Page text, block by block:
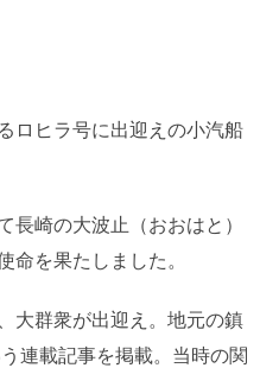
ロヒラ号に出迎えの小汽船
長崎の大波止（おおはと）
命を果たしました。
大群衆が出迎え。地元の鎮
連載記事を掲載。当時の関